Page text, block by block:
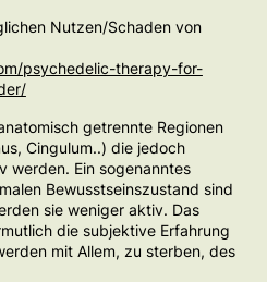
Nutzen/Schaden von
psychedelic-therapy-for-
getrennte Regionen
Cingulum..) die jedoch
werden. Ein sogenanntes
Bewusstseinszustand sind
sie weniger aktiv. Das
die subjektive Erfahrung
mit Allem, zu sterben, des